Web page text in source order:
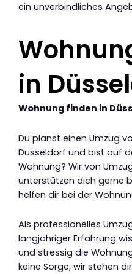
ein unverbindliches
in
Wohnung finden in
Du planst einen Umzug
Düsseldorf und bist auf
Wohnung? Wir von
unterstützen dich gerne
helfen dir bei der
Als professionelles
langjähriger Erfahrung
und stressig die
keine Sorge, wir stehen